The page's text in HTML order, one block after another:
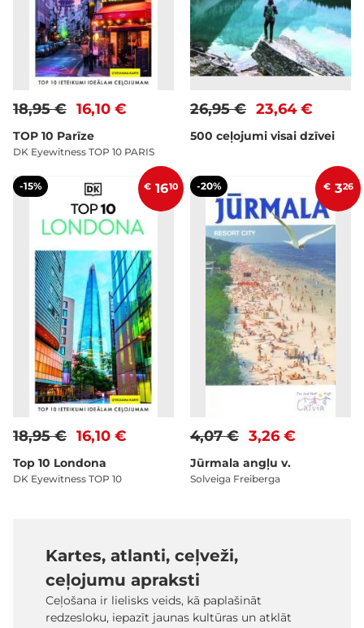
16,10 €
18,95 €
TOP 10 Parīze
DK Eyewitness TOP 10 PARIS
23,64 €
26,95 €
500 ceļojumi visai dzīvei
-15% € 1610
16,10 €
18,95 €
Top 10 Londona
DK Eyewitness TOP 10
-20% € 326
3,26 €
4,07 €
Jūrmala angļu v.
Solveiga Freiberga
Kartes, atlanti, ceļveži,
ceļojumu apraksti
Ceļošana ir lielisks veids, kā paplašināt
redzesloku, iepazīt jaunas kultūras un atklāt